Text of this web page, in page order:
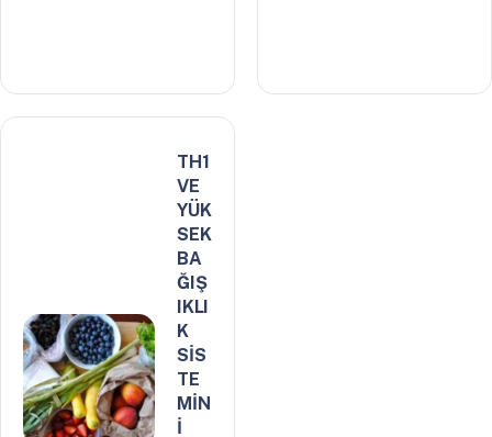
TH1
VE
YÜK
SEK
BA
ĞIŞ
IKLI
K
SİS
TE
MİN
İ